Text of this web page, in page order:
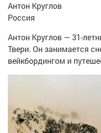
Антон Круглов
Россия
Антон Круглов — 31-
Твери. Он занимается
вейкбордингом и